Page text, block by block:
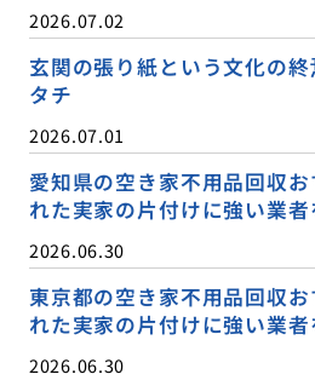
2026.07.02
玄関の張り紙という文化の
タチ
2026.07.01
愛知県の空き家不用品回収
れた実家の片付けに強い業
2026.06.30
東京都の空き家不用品回収
れた実家の片付けに強い業
2026.06.30